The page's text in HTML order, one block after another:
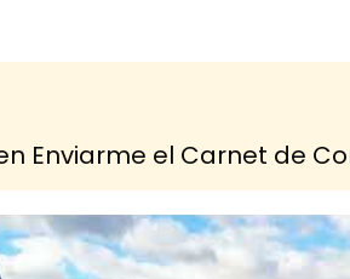
Enviarme el Carnet de